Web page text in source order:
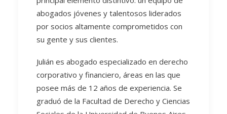
abogados jóvenes y talentosos liderados
por socios altamente comprometidos con
su gente y sus clientes.
Julián es abogado especializado en derecho
corporativo y financiero, áreas en las que
posee más de 12 años de experiencia. Se
graduó de la Facultad de Derecho y Ciencias